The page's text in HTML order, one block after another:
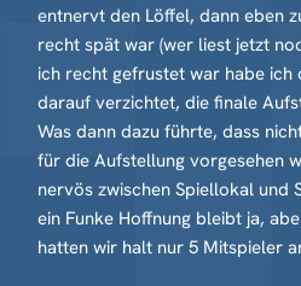
entnervt den Löffel, dann eben
recht spät war (wer liest jetzt
ich recht gefrustet war habe ich
darauf verzichtet, die finale
Was dann dazu führte, dass
für die Aufstellung vorgesehen
nervös zwischen Spiellokal und
ein Funke Hoffnung bleibt ja,
hatten wir halt nur 5 Mitspieler